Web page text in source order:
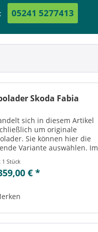
05241 5277413
Skoda Fabia
sich in diesem Artikel
um originale
Sie können hier die
Variante auswählen. Im
können Sie die zu
Variante
1 Stück
€ *